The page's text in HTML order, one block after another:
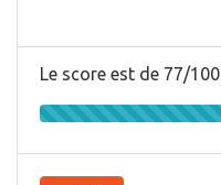
Le score est de 77/100